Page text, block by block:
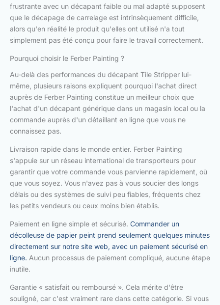
frustrante avec un décapant faible ou mal adapté supposent
que le décapage de carrelage est intrinsèquement difficile,
alors qu'en réalité le produit qu'elles ont utilisé n'a tout
simplement pas été conçu pour faire le travail correctement.
Pourquoi choisir le Ferber Painting ?
Au-delà des performances du décapant Tile Stripper lui-
même, plusieurs raisons expliquent pourquoi l'achat direct
auprès de Ferber Painting constitue un meilleur choix que
l'achat d'un décapant générique dans un magasin local ou la
commande auprès d'un détaillant en ligne que vous ne
connaissez pas.
Livraison rapide dans le monde entier. Ferber Painting
s'appuie sur un réseau international de transporteurs pour
garantir que votre commande vous parvienne rapidement, où
que vous soyez. Vous n'avez pas à vous soucier des longs
délais ou des systèmes de suivi peu fiables, fréquents chez
les petits vendeurs ou ceux moins bien établis.
Paiement en ligne simple et sécurisé. Commander un
décolleuse de papier peint prend seulement quelques minutes
directement sur notre site web, avec un paiement sécurisé en
ligne. Aucun processus de paiement compliqué, aucune étape
inutile.
Garantie « satisfait ou remboursé ». Cela mérite d'être
souligné, car c'est vraiment rare dans cette catégorie. Si vous